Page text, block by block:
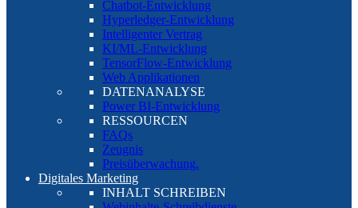
Chatbot-Entwicklung
Hyperledger-Entwicklung
Intelligenter Vertrag
KI/ML-Entwicklung
TensorFlow-Entwicklung
Web Applikationen
DATENANALYSE
Power BI-Entwicklung
RESSOURCEN
FAQs
Zeugnis
Preisüberwachung.
Digitales Marketing
INHALT SCHREIBEN